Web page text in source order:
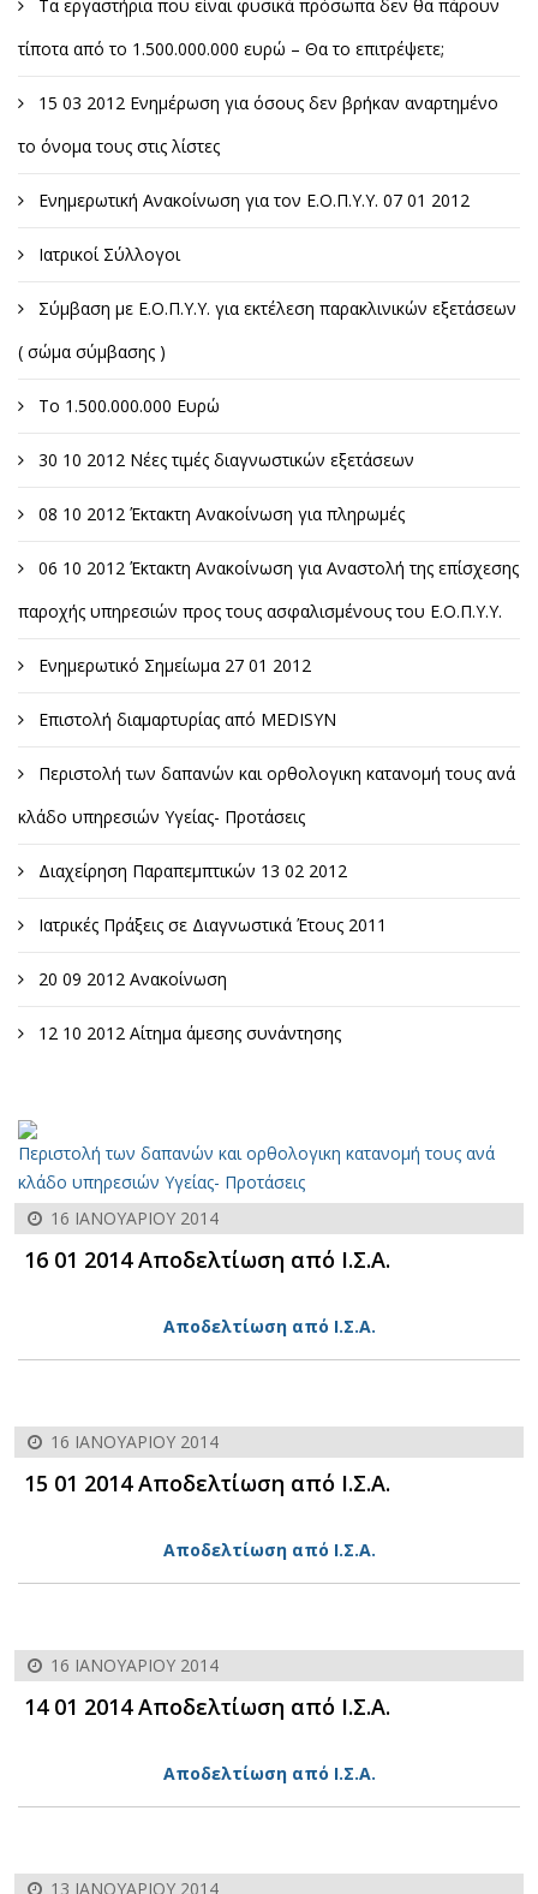
Τα εργαστήρια που είναι φυσικά πρόσωπα δεν θα πάρουν
τίποτα από το 1.500.000.000 ευρώ – Θα το επιτρέψετε;
15 03 2012 Ενημέρωση για όσους δεν βρήκαν αναρτημένο
το όνομα τους στις λίστες
Ενημερωτική Ανακοίνωση για τον Ε.Ο.Π.Υ.Υ. 07 01 2012
Ιατρικοί Σύλλογοι
Σύμβαση με Ε.Ο.Π.Υ.Υ. για εκτέλεση παρακλινικών εξετάσεων
( σώμα σύμβασης )
Το 1.500.000.000 Ευρώ
30 10 2012 Νέες τιμές διαγνωστικών εξετάσεων
08 10 2012 Έκτακτη Ανακοίνωση για πληρωμές
06 10 2012 Έκτακτη Ανακοίνωση για Αναστολή της επίσχεσης
παροχής υπηρεσιών προς τους ασφαλισμένους του Ε.Ο.Π.Υ.Υ.
Ενημερωτικό Σημείωμα 27 01 2012
Επιστολή διαμαρτυρίας από MEDISYN
Περιστολή των δαπανών και ορθολογικη κατανομή τους ανά
κλάδο υπηρεσιών Υγείας- Προτάσεις
Διαχείρηση Παραπεμπτικών 13 02 2012
Ιατρικές Πράξεις σε Διαγνωστικά Έτους 2011
20 09 2012 Ανακοίνωση
12 10 2012 Αίτημα άμεσης συνάντησης
Περιστολή των δαπανών και ορθολογικη κατανομή τους ανά
κλάδο υπηρεσιών Υγείας- Προτάσεις
16 ΙΑΝΟΥΑΡΊΟΥ 2014
16 01 2014 Αποδελτίωση από Ι.Σ.Α.
Αποδελτίωση από Ι.Σ.Α.
16 ΙΑΝΟΥΑΡΊΟΥ 2014
15 01 2014 Αποδελτίωση από Ι.Σ.Α.
Αποδελτίωση από Ι.Σ.Α.
16 ΙΑΝΟΥΑΡΊΟΥ 2014
14 01 2014 Αποδελτίωση από Ι.Σ.Α.
Αποδελτίωση από Ι.Σ.Α.
13 ΙΑΝΟΥΑΡΊΟΥ 2014